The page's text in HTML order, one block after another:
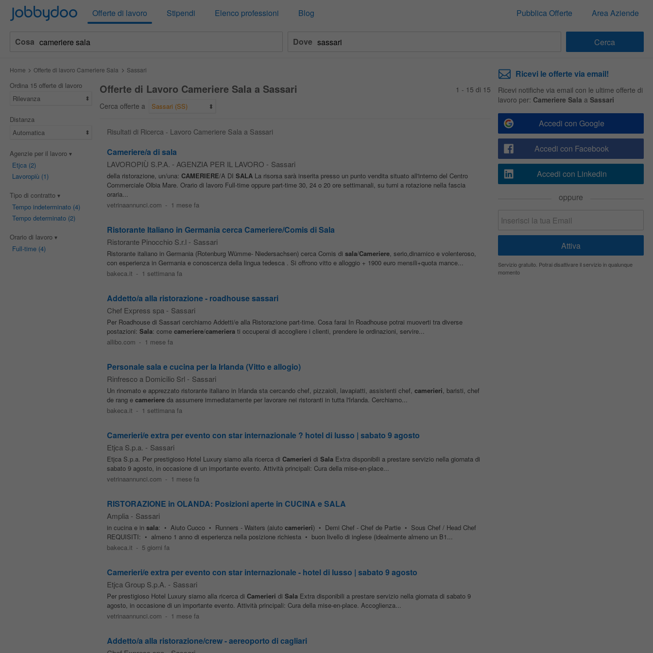
Jobbydoo Offerte di lavoro Stipendi Elenco professioni Blog Pubblica Offerte Area Aziende
Cosa Dove
Home Offerte di lavoro Cameriere Sala Sassari
Ordina 15 offerte di lavoro
Rilevanza
Distanza
Automatica
Agenzie per il lavoro
Etjca(2)
Lavoropiù(1)
Tipo di contratto
Tempo indeterminato(4)
Tempo determinato(2)
Orario di lavoro
Full-time(4)
Offerte di Lavoro Cameriere Sala a Sassari
Cerca offerte a Sassari (SS)
1 - 15 di 15
Risultati di Ricerca - Lavoro Cameriere Sala a Sassari
Cameriere/a di sala
LAVOROPIÙ S.P.A. - AGENZIA PER IL LAVORO - Sassari
della ristorazione, un/una: CAMERIERE/A DI SALALa risorsa sarà inserita presso un punto vendita situato all'interno del Centro
Commerciale Olbia Mare. Orario di lavoro Full-time oppure part-time 30, 24 o 20 ore settimanali, su turni a rotazione nella fascia
oraria...
vetrinaannunci.com - 1 mese fa
Ristorante Italiano in Germania cerca Cameriere/Comis di Sala
Ristorante Pinocchio S.r.l - Sassari
Ristorante italiano in Germania (Rotenburg Wümme- Niedersachsen) cerca Comis di sala/Cameriere, serio,dinamico e volenteroso,
con esperienza in Germania e conoscenza della lingua tedesca . Si offrono vitto e alloggio + 1900 euro mensili+quota mance...
bakeca.it - 1 settimana fa
Addetto/a alla ristorazione - roadhouse sassari
Chef Express spa - Sassari
Per Roadhouse di Sassari cerchiamo Addetti/e alla Ristorazione part-time. Cosa farai In Roadhouse potrai muoverti tra diverse
postazioni: Sala: come cameriere/camerierati occuperai di accogliere i clienti, prendere le ordinazioni, servire...
allibo.com - 1 mese fa
Personale sala e cucina per la Irlanda (Vitto e allogio)
Rinfresco a Domicilio Srl - Sassari
Un rinomato e apprezzato ristorante italiano in Irlanda sta cercando chef, pizzaioli, lavapiatti, assistenti chef, camerieri, baristi, chef
de rang e cameriereda assumere immediatamente per lavorare nei ristoranti in tutta l'Irlanda. Cerchiamo...
bakeca.it - 1 settimana fa
Camerieri/e extra per evento con star internazionale ? hotel di lusso | sabato 9 agosto
Etjca S.p.a. - Sassari
Etjca S.p.a. Per prestigioso Hotel Luxury siamo alla ricerca di Camerieri di SalaExtra disponibili a prestare servizio nella giornata di
sabato 9 agosto, in occasione di un importante evento. Attività principali: Cura della mise-en-place...
vetrinaannunci.com - 1 mese fa
RISTORAZIONE in OLANDA: Posizioni aperte in CUCINA e SALA
Amplia - Sassari
in cucina e in sala: • Aiuto Cuoco • Runners - Waiters (aiuto camerieri) • Demi Chef - Chef de Partie • Sous Chef / Head Chef
REQUISITI: • almeno 1 anno di esperienza nella posizione richiesta • buon livello di inglese (idealmente almeno un B1...
bakeca.it - 5 giorni fa
Camerieri/e extra per evento con star internazionale - hotel di lusso | sabato 9 agosto
Etjca Group S.p.A. - Sassari
Per prestigioso Hotel Luxury siamo alla ricerca di Camerieri di SalaExtra disponibili a prestare servizio nella giornata di sabato 9
agosto, in occasione di un importante evento. Attività principali: Cura della mise-en-place. Accoglienza...
vetrinaannunci.com - 1 mese fa
Addetto/a alla ristorazione/crew - aereoporto di cagliari
Ricevi le offerte via email!
Ricevi notifiche via email con le ultime offerte di
lavoro per: Cameriere Sala a Sassari
Accedi con Google
Accedi con Facebook
Accedi con Linkedin
oppure
Servizio gratuito. Potrai disattivare il servizio in qualunque
momento